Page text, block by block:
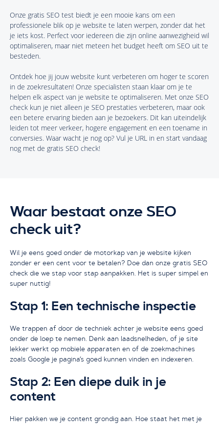
Onze gratis SEO test biedt je een mooie kans om een
professionele blik op je website te laten werpen, zonder dat het
je iets kost. Perfect voor iedereen die zijn online aanwezigheid wil
optimaliseren, maar niet meteen het budget heeft om SEO uit te
besteden.
Ontdek hoe jij jouw website kunt verbeteren om hoger te scoren
in de zoekresultaten! Onze specialisten staan klaar om je te
helpen elk aspect van je website te optimaliseren. Met onze SEO
check kun je niet alleen je SEO prestaties verbeteren, maar ook
een betere ervaring bieden aan je bezoekers. Dit kan uiteindelijk
leiden tot meer verkeer, hogere engagement en een toename in
conversies. Waar wacht je nog op? Vul je URL in en start vandaag
nog met de gratis SEO check!
Waar bestaat onze SEO
check uit?
Wil je eens goed onder de motorkap van je website kijken
zonder er een cent voor te betalen? Doe dan onze gratis SEO
check die we stap voor stap aanpakken. Het is super simpel en
super nuttig!
Stap 1: Een technische inspectie
We trappen af door de techniek achter je website eens goed
onder de loep te nemen. Denk aan laadsnelheden, of je site
lekker werkt op mobiele apparaten en of de zoekmachines
zoals Google je pagina’s goed kunnen vinden en indexeren.
Stap 2: Een diepe duik in je
content
Hier pakken we je content grondig aan. Hoe staat het met je